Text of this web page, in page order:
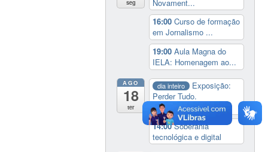
seg
Novament...
16:00Curso de formação
em Jornalismo ...
19:00Aula Magna do
IELA: Homenagem ao...
AGO
18
ter
dia inteiro
Exposição:
Perder Tudo.
Novament...
14:00Soberania
tecnológica e digital